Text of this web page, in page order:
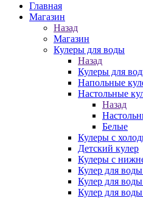
Главная
Магазин
Назад
Магазин
Кулеры для воды
Назад
Кулеры для
Напольные
Настольные
Назад
Белые
Кулеры с
Детский кулер
Кулеры с
Кулер для
Кулер для
Кулер для